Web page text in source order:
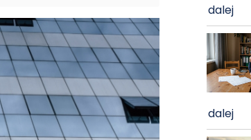
dalej
dalej